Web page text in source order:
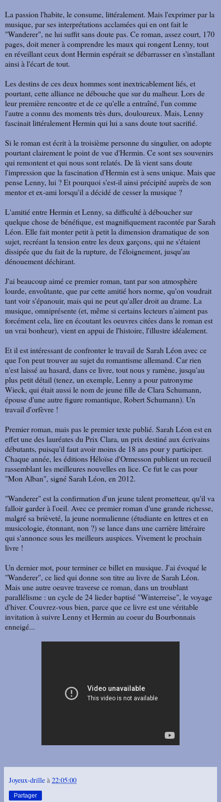
La passion l'habite, le consume, littéralement. Mais l'exprimer par la
musique, par ses interprétations acclamées qui en ont fait le
"Wanderer", ne lui suffit sans doute pas. Ce roman, assez court, 170
pages, doit mener à comprendre les maux qui rongent Lenny, tout
en réveillant ceux dont Hermin espérait se débarrasser en s'installant
ainsi à l'écart de tout.
Les destins de ces deux hommes sont inextricablement liés, et
pourtant, cette alliance ne débouche que sur du malheur. Lors de
leur première rencontre et de ce qu'elle a entraîné, l'un comme
l'autre a connu des moments très durs, douloureux. Mais, Lenny
fascinait littéralement Hermin qui lui a sans doute tout sacrifié.
Si le roman est écrit à la troisième personne du singulier, on adopte
pourtant clairement le point de vue d'Hermin. Ce sont ses souvenirs
qui remontent et qui nous sont relatés. De là vient sans doute
l'impression que la fascination d'Hermin est à sens unique. Mais que
pense Lenny, lui ? Et pourquoi s'est-il ainsi précipité auprès de son
mentor et ex-ami lorsqu'il a décidé de cesser la musique ?
L'amitié entre Hermin et Lenny, sa difficulté à déboucher sur
quelque chose de bénéfique, est magnifiquement racontée par Sarah
Léon. Elle fait monter petit à petit la dimension dramatique de son
sujet, recréant la tension entre les deux garçons, qui ne s'étaient
dissipée que du fait de la rupture, de l'éloignement, jusqu'au
dénouement déchirant.
J'ai beaucoup aimé ce premier roman, tant par son atmosphère
lourde, envoûtante, que par cette amitié hors norme, qu'on voudrait
tant voir s'épanouir, mais qui ne peut qu'aller droit au drame. La
musique, omniprésente (et, même si certains lecteurs n'aiment pas
forcément cela, lire en écoutant les oeuvres citées dans le roman est
un vrai bonheur), vient en appui de l'histoire, l'illustre idéalement.
Et il est intéressant de confronter le travail de Sarah Léon avec ce
que l'on peut trouver au sujet du romantisme allemand. Car rien
n'est laissé au hasard, dans ce livre, tout nous y ramène, jusqu'au
plus petit détail (tenez, un exemple, Lenny a pour patronyme
Wieck, qui était aussi le nom de jeune fille de Clara Schumann,
épouse d'une autre figure romantique, Robert Schumann). Un
travail d'orfèvre !
Premier roman, mais pas le premier texte publié. Sarah Léon est en
effet une des lauréates du Prix Clara, un prix destiné aux écrivains
débutants, puisqu'il faut avoir moins de 18 ans pour y participer.
Chaque année, les éditions Héloïse d'Ormesson publient un recueil
rassemblant les meilleures nouvelles en lice. Ce fut le cas pour
"Mon Alban", signé Sarah Léon, en 2012.
"Wanderer" est la confirmation d'un jeune talent prometteur, qu'il va
falloir garder à l'oeil. Avec ce premier roman d'une grande richesse,
malgré sa brièveté, la jeune normalienne (étudiante en lettres et en
musicologie, étonnant, non ?) se lance dans une carrière littéraire
qui s'annonce sous les meilleurs auspices. Vivement le prochain
livre !
Un dernier mot, pour terminer ce billet en musique. J'ai évoqué le
"Wanderer", ce lied qui donne son titre au livre de Sarah Léon.
Mais une autre oeuvre traverse ce roman, dans un troublant
parallélisme : un cycle de 24 lieder baptisé "Winterreise", le voyage
d'hiver. Couvrez-vous bien, parce que ce livre est une véritable
invitation à suivre Lenny et Hermin au coeur du Bourbonnais
enneigé...
Joyeux-drille à 22:05:00
Partager